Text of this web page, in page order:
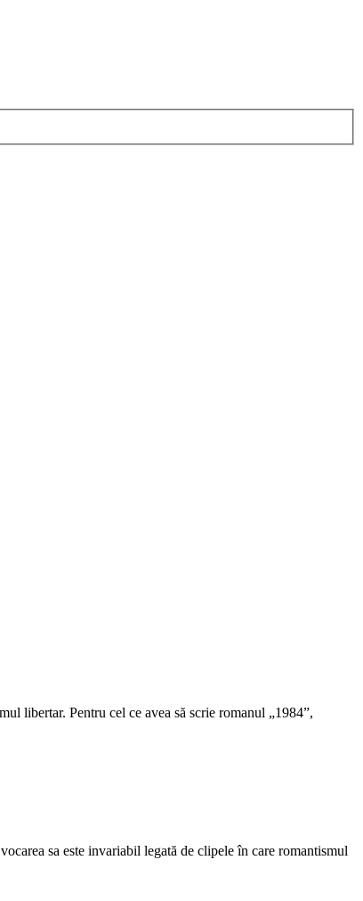
libertar. Pentru cel ce avea să scrie romanul „1984”,
sa este invariabil legată de clipele în care romantismul